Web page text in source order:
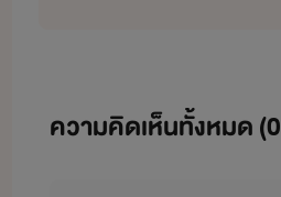
ความคิดเห็นทั้งหมด (0